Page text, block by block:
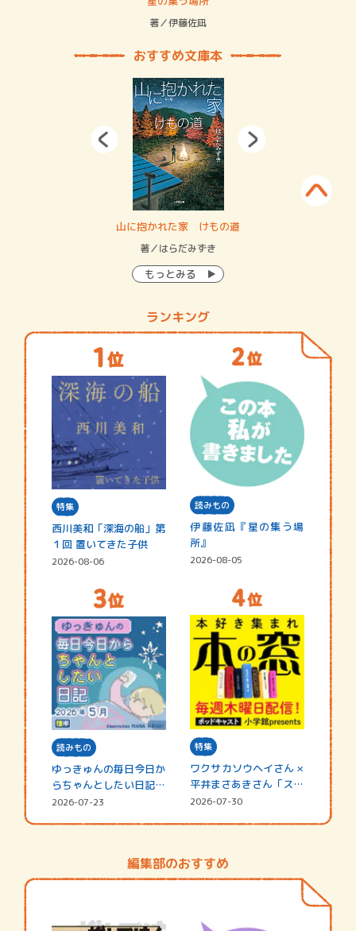
著／伊藤佐凪
おすすめ文庫本
山に抱かれた家 けもの道
著／はらだみずき
もっとみる
ランキング
特集
西川美和「深海の船」第
１回 置いてきた子供
2026-08-06
読みもの
伊藤佐凪『星の集う場
所』
2026-08-05
読みもの
ゆっきゅんの毎日今日か
らちゃんとしたい日記
☆202…
2026-07-23
特集
ワクサカソウヘイさん ×
平井まさあきさん「スペ
シャ…
2026-07-30
編集部のおすすめ